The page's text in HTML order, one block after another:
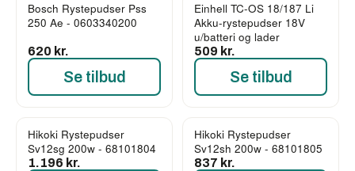
Bosch Rystepudser Pss
250 Ae - 0603340200
620 kr.
Se tilbud
Einhell TC-OS 18/187 Li
Akku-rystepudser 18V
u/batteri og lader
509 kr.
Se tilbud
Hikoki Rystepudser
Sv12sg 200w - 68101804
1.196 kr.
Hikoki Rystepudser
Sv12sh 200w - 68101805
837 kr.